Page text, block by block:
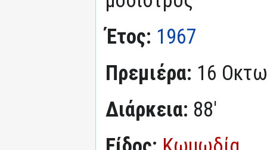
Έτος: 1967
Πρεμιέρα: 16
Διάρκεια: 88'